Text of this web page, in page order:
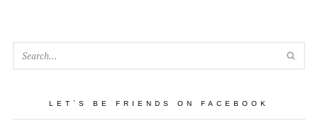
LET`S BE FRIENDS ON FACEBOOK